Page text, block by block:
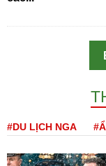
#DU LỊCH NGA